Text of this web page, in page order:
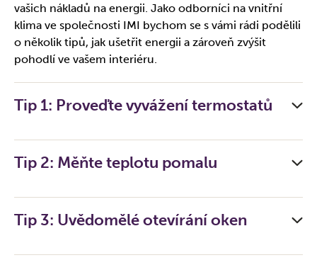
vašich nákladů na energii. Jako odborníci na vnitřní
klima ve společnosti IMI bychom se s vámi rádi podělili
o několik tipů, jak ušetřit energii a zároveň zvýšit
pohodlí ve vašem interiéru.
Tip 1: Proveďte vyvážení termostatů
Tip 2: Měňte teplotu pomalu
Tip 3: Uvědomělé otevírání oken